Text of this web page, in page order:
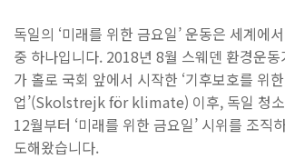
독일의 ‘미래를 위한 금요일’ 운동은 세계에
중 하나입니다. 2018년 8월 스웨덴 환경운동
가 홀로 국회 앞에서 시작한 ‘기후보호를 위
업’(Skolstrejk för klimate) 이후, 독일 청
12월부터 ‘미래를 위한 금요일’ 시위를 조직
도해왔습니다.